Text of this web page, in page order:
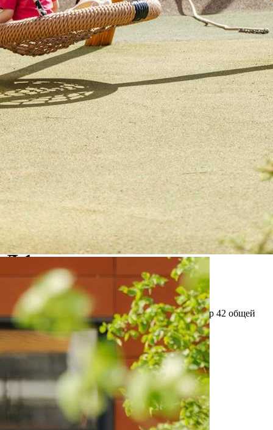
Продажа
119422 - Г. ВИДНОЕ,
ДЕРЕВНЯ САПРОНОВО, ,
Д.1
Москва / Московская обл
Получить контакты Посмотреть на карте
Прямая продажа от застройщика! Кладовая номер 42 общей
площадью 3.3 кв. м на -1-м этаже в ЖК «1-й
Донской»[#7374921#]
Навигация
Характеристики
О помещении
Где находится
Контакты
Другие объявления